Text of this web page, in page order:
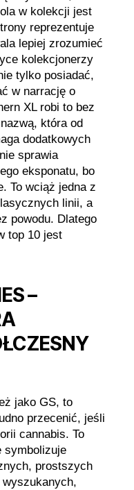
w kolekcji jest
reprezentuje
lepiej zrozumieć
kolekcjonerzy
tylko posiadać,
w narrację o
XL robi to bez
która od
dodatkowych
sprawia
eksponatu, bo
To wciąż jedna z
linii, a
powodu. Dlatego
top 10 jest
–
jako GS, to
przecenić, jeśli
cannabis. To
symbolizuje
prostszych